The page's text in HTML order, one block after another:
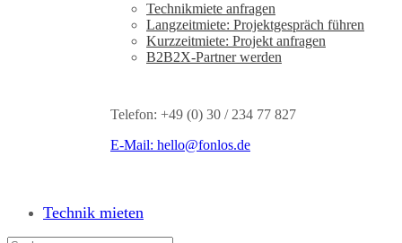
Technikmiete anfragen
Langzeitmiete: Projektgespräch führen
Kurzzeitmiete: Projekt anfragen
B2B2X-Partner werden
Telefon: +49 (0) 30 / 234 77 827
E-Mail: hello@fonlos.de
Technik mieten